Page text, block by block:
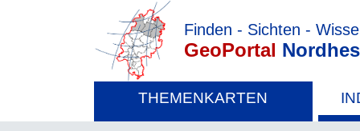
Finden - Sichten -
GeoPortal
THEMENKARTEN